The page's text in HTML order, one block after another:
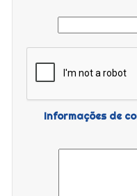
Informações de